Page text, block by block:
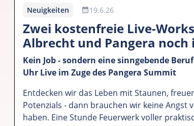
Neuigkeiten 19.6.26
Zwei kostenfreie Live-
Albrecht und Pangera noch
Kein Job - sondern eine sinngebende
Uhr Live im Zuge des Pangera Summit
Entdecken wir das Leben mit Staunen,
Potenzials - dann brauchen wir keine Angst
haben. Eine Stunde Feuerwerk voller